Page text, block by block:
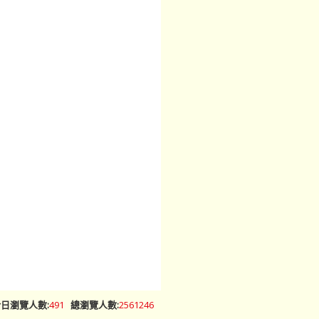
瀏覽人數:491 總瀏覽人數:2561246